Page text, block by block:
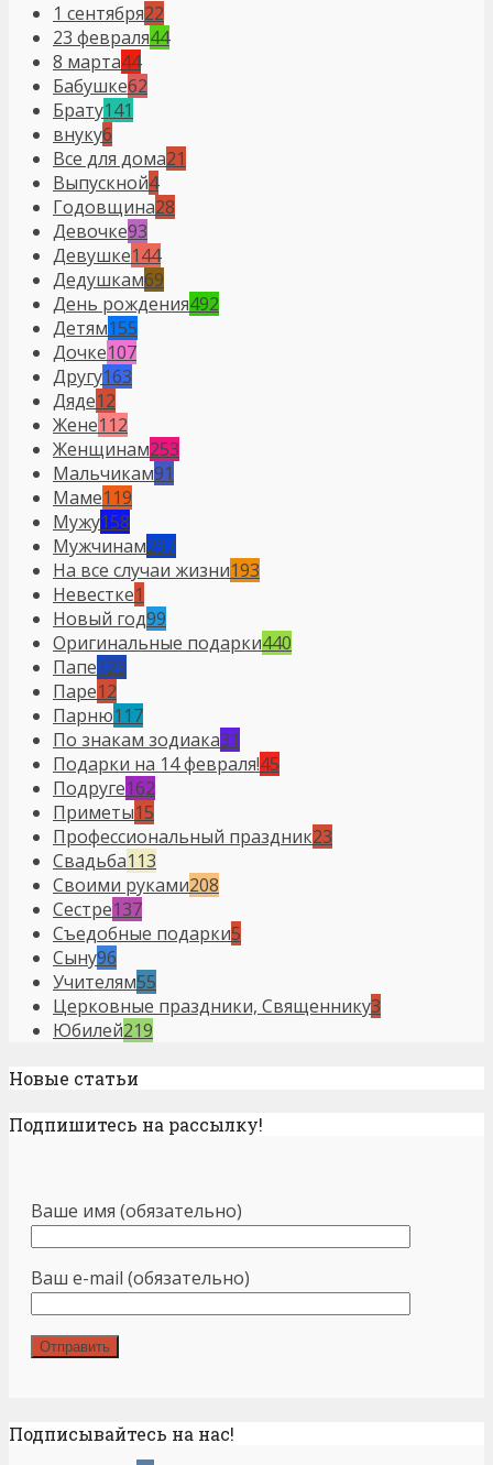
1 сентября22
23 февраля44
8 марта44
Бабушке62
Брату141
внуку6
Все для дома21
Выпускной4
Годовщина28
Девочке93
Девушке144
Дедушкам69
День рождения492
Детям155
Дочке107
Другу163
Дяде12
Жене112
Женщинам253
Мальчикам91
Маме119
Мужу158
Мужчинам297
На все случаи жизни193
Невестке1
Новый год99
Оригинальные подарки440
Папе123
Паре12
Парню117
По знакам зодиака31
Подарки на 14 февраля!45
Подруге162
Приметы15
Профессиональный праздник23
Свадьба113
Своими руками208
Сестре137
Съедобные подарки5
Сыну96
Учителям55
Церковные праздники, Священнику3
Юбилей219
Новые статьи
Подпишитесь на рассылку!
Ваше имя (обязательно)
Ваш e-mail (обязательно)
Подписывайтесь на нас!